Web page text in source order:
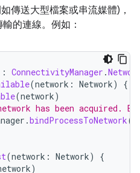
傳送大型檔案或串流媒體)，
的連線。例如：
: ConnectivityManager .
(network : Network)
{
(network)
has been acquired.
.bindProcessToNetwork(
(network : Network)
{
)